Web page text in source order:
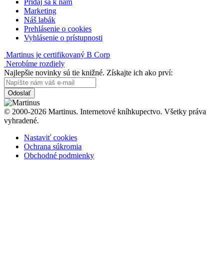
Marketing
Náš labák
Prehlásenie o cookies
Vyhlásenie o prístupnosti
Martinus je certifikovaný B Corp
Nerobíme rozdiely
Najlepšie novinky sú tie knižné. Získajte ich ako prví:
Odoslať
© 2000-2026 Martinus. Internetové kníhkupectvo. Všetky práva
vyhradené.
Nastaviť cookies
Ochrana súkromia
Obchodné podmienky